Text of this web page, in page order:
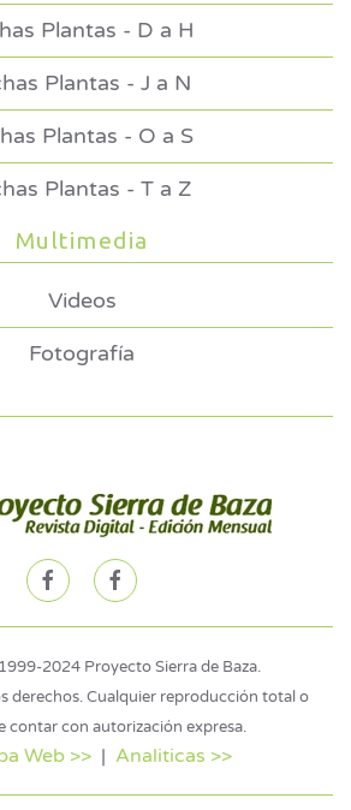
Plantas - D a H
Plantas - J a N
Plantas - O a S
Plantas - T a Z
Multimedia
Videos
Fotografía
2024 Proyecto Sierra de Baza.
derechos. Cualquier reproducción total o
contar con autorización expresa.
Web >>| Analiticas >>